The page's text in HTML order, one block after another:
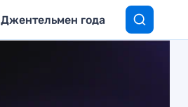
Джентельмен года